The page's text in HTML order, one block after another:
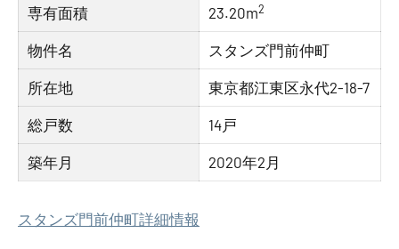
専有面積 23.20m2
物件名 スタンズ門前仲町
所在地 東京都江東区永代2-18-7
総戸数 14戸
築年月 2020年2月
スタンズ門前仲町詳細情報